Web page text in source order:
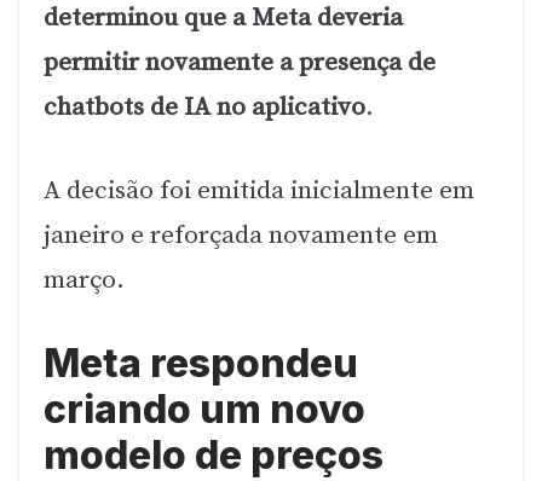
determinou que a Meta deveria
permitir novamente a presença de
chatbots de IA no aplicativo.
A decisão foi emitida inicialmente em
janeiro e reforçada novamente em
março.
Meta respondeu
criando um novo
modelo de preços